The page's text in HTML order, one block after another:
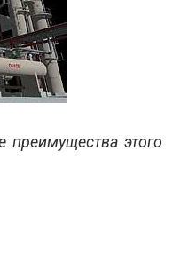
преимущества этого